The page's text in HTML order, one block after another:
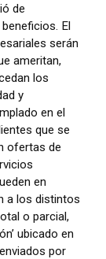
de
El
serán
ameritan,
los
y
en el
que se
ofertas de
en
a los distintos
o parcial,
ubicado en
por